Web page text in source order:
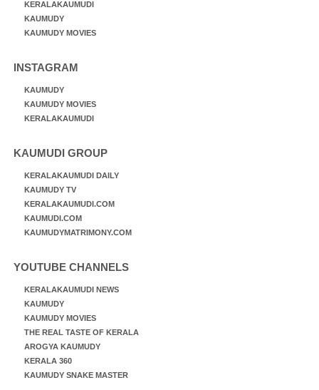
KERALAKAUMUDI
KAUMUDY
KAUMUDY MOVIES
INSTAGRAM
KAUMUDY
KAUMUDY MOVIES
KERALAKAUMUDI
KAUMUDI GROUP
KERALAKAUMUDI DAILY
KAUMUDY TV
KERALAKAUMUDI.COM
KAUMUDI.COM
KAUMUDYMATRIMONY.COM
YOUTUBE CHANNELS
KERALAKAUMUDI NEWS
KAUMUDY
KAUMUDY MOVIES
THE REAL TASTE OF KERALA
AROGYA KAUMUDY
KERALA 360
KAUMUDY SNAKE MASTER